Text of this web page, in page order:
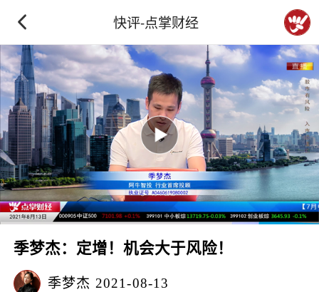
快评-点掌财经
季梦杰：定增！机会大于风险！
季梦杰 2021-08-13